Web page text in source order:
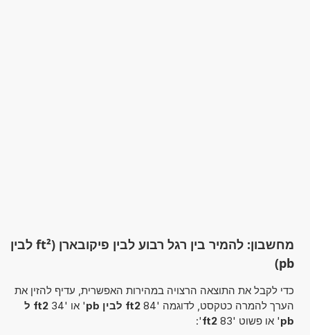
מחשבון: להמיר בין רגל רבוע לבין פיקובארן (ft² לבין
pb)
כדי לקבל את התוצאה הרצויה במהירות האפשרית, עדיף להזין את
הערך להמרה כטקסט, לדוגמה '84
ft2 לבין pb ' או '34
ft2 ל
pb' או פשוט '83 ft2
':